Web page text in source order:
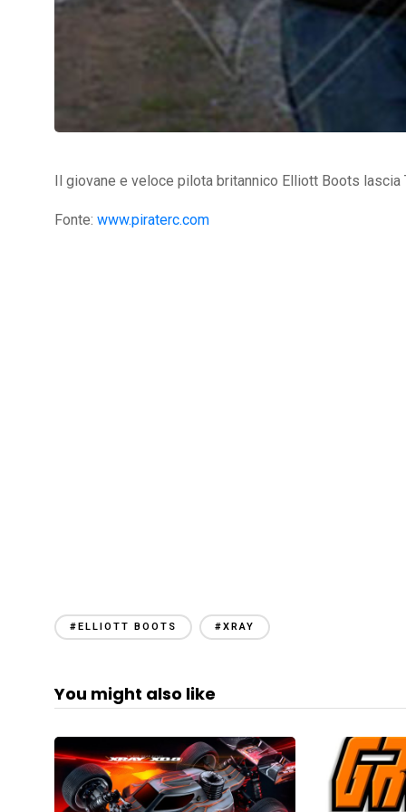
Il giovane e veloce pilota britannico Elliott Boots lascia
Fonte: www.piraterc.com
#ELLIOTT BOOTS #XRAY
You might also like